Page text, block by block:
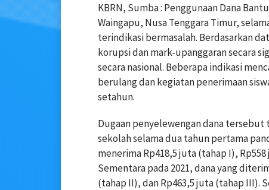
KBRN, Sumba : Penggunaan Dana
Waingapu, Nusa Tenggara Timur,
terindikasi bermasalah. Berdasarkan
korupsi dan mark-upanggaran secara
secara nasional. Beberapa indikasi
berulang dan kegiatan penerimaan
setahun.
Dugaan penyelewengan dana
sekolah selama dua tahun pertama
menerima Rp418,5 juta (tahap I),
Sementara pada 2021, dana yang
(tahap II), dan Rp463,5 juta (tahap III).